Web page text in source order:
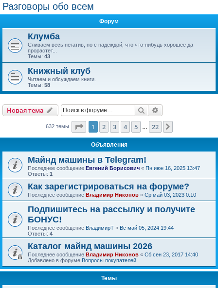
Разговоры обо всем
Форум
Клумба
Сливаем весь негатив, но с надеждой, что что-нибудь хорошее да
прорастет...
Темы: 43
Книжный клуб
Читаем и обсуждаем книги.
Темы: 58
Новая тема Поиск
632 темы Страница из 22
1 2 3 4 5 22
Объявления
Майнд машины в Telegram!
Последнее сообщение Евгений Борисович « Пн июн 16, 2025 13:47
Ответы: 1
Как зарегистрироваться на форуме?
Последнее сообщение Владимир Никонов « Ср май 03, 2023 0:10
Подпишитесь на рассылку и получите
БОНУС!
Последнее сообщение ВладимирТ « Вс май 05, 2024 19:44
Ответы: 4
Каталог майнд машины 2026
Последнее сообщение Владимир Никонов « Сб сен 23, 2017 14:40
Добавлено в форуме Вопросы покупателей
Темы